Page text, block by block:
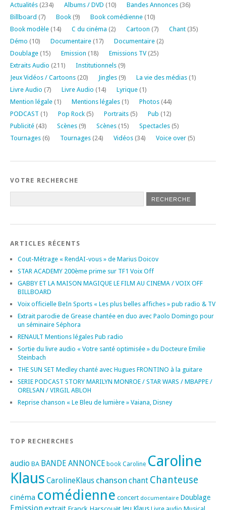
Actualités (234) Albums / DVD (10) Bandes Annonces (36)
Billboard (7) Book (9) Book comédienne (10)
Book modèle (14) C du cinéma (2) Cartoon (7) Chant (35)
Démo (10) Documentaire (17) Documentaire (2)
Doublage (15) Emission (18) Emissions TV(25)
Extraits Audio (211) Institutionnels (9)
Jeux Vidéos / Cartoons (20) Jingles (9) La vie des médias (1)
Livre Audio (7) Livre Audio (14) Lyrique (1)
Mention légale (1) Mentions légales (1) Photos (44)
PODCAST (1) Pop Rock (5) Portraits (5) Pub (12)
Publicité (43) Scènes (9) Scènes (15) Spectacles (5)
Tournages (6) Tournages (24) Vidéos (34) Voice over (5)
VOTRE RECHERCHE
ARTICLES RÉCENTS
Cout-Métrage « RendAI-vous » de Marius Doicov
STAR ACADEMY 200ème prime sur TF1 Voix Off
GABBY ET LA MAISON MAGIQUE LE FILM AU CINEMA / VOIX OFF
BILLBOARD
Voix officielle BeIn Sports « Les plus belles affiches » pub radio & TV
Extrait parodie de Grease chantée en duo avec Paolo Domingo pour
un séminaire Séphora
RENAULT Mentions légales Pub radio
Sortie du livre audio « Votre santé optimisée » du Docteure Emilie
Steinbach
THE SUN SET Medley chanté avec Hugues FRONTINO à la guitare
SERIE PODCAST STORY MARILYN MONROE / STAR WARS / MBAPPE /
ORELSAN / VIRGIL ABLOH
Reprise chanson « Le Bleu de lumière » Vaiana, Disney
TOP RECHERCHES
audio BA BANDE ANNONCE book Caroline Caroline
Klaus CarolineKlaus chanson chant Chanteuse
cinéma comédienne concert documentaire Doublage
Emission Franck Harscouët Jeu Klaus